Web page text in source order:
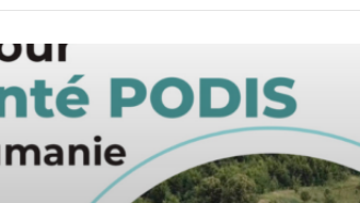
NOS PASTEURS
NOTRE ÉQUIPE